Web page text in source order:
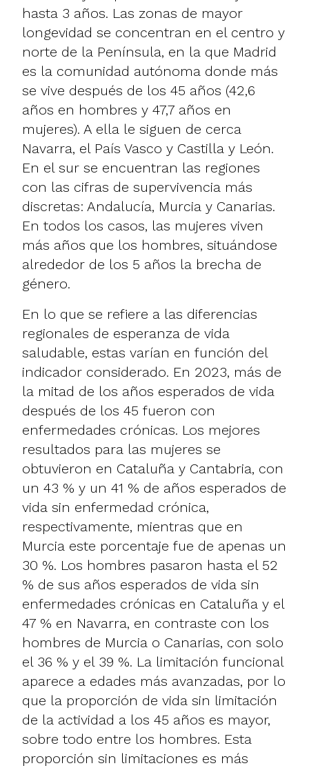
hasta 3 años. Las zonas de mayor
longevidad se concentran en el centro y
norte de la Península, en la que Madrid
es la comunidad autónoma donde más
se vive después de los 45 años (42,6
años en hombres y 47,7 años en
mujeres). A ella le siguen de cerca
Navarra, el País Vasco y Castilla y León.
En el sur se encuentran las regiones
con las cifras de supervivencia más
discretas: Andalucía, Murcia y Canarias.
En todos los casos, las mujeres viven
más años que los hombres, situándose
alrededor de los 5 años la brecha de
género.
En lo que se refiere a las diferencias
regionales de esperanza de vida
saludable, estas varían en función del
indicador considerado. En 2023, más de
la mitad de los años esperados de vida
después de los 45 fueron con
enfermedades crónicas. Los mejores
resultados para las mujeres se
obtuvieron en Cataluña y Cantabria, con
un 43 % y un 41 % de años esperados de
vida sin enfermedad crónica,
respectivamente, mientras que en
Murcia este porcentaje fue de apenas un
30 %. Los hombres pasaron hasta el 52
% de sus años esperados de vida sin
enfermedades crónicas en Cataluña y el
47 % en Navarra, en contraste con los
hombres de Murcia o Canarias, con solo
el 36 % y el 39 %. La limitación funcional
aparece a edades más avanzadas, por lo
que la proporción de vida sin limitación
de la actividad a los 45 años es mayor,
sobre todo entre los hombres. Esta
proporción sin limitaciones es más